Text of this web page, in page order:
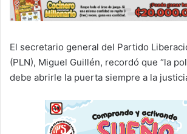
El secretario general del Partido
(PLN), Miguel Guillén, recordó que “la
debe abrirle la puerta siempre a la